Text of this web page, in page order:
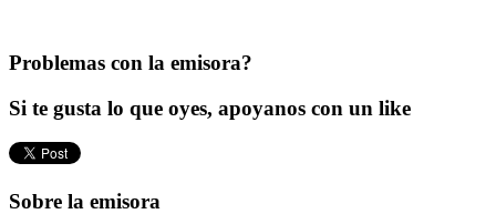
Problemas con la emisora?
Si te gusta lo que oyes, apoyanos con un like
Sobre la emisora